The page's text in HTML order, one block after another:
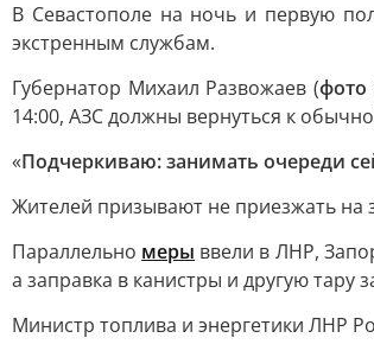
В Севастополе на ночь и первую
экстренным службам.
Губернатор Михаил Развожаев (фото
14:00, АЗС должны вернуться к
«Подчеркиваю: занимать очереди
Жителей призывают не приезжать на
Параллельно меры ввели в ЛНР,
а заправка в канистры и другую тару
Министр топлива и энергетики ЛНР